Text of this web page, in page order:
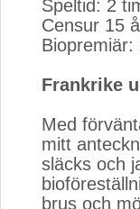
Speltid: 2
Censur 15
Biopremiär:
Frankrike
Med
mitt
släcks och
brus och